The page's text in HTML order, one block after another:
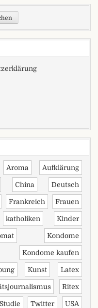
Aroma Aufklärung
China Deutsch
Frankreich Frauen
katholiken Kinder
Kondome
Kondome kaufen
Kunst Latex
Ritex
Studie Twitter USA